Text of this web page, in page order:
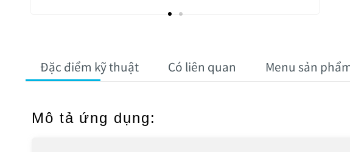
Đặc điểm kỹ thuật Có liên quan Menu sản
Mô tả ứng dụng: